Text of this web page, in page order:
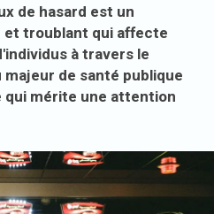
de hasard est un
et troublant qui affecte
à travers le
de santé publique
qui mérite une attention